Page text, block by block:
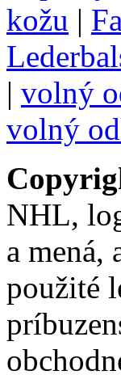
kožu |
| volný
volný
NHL,
a mená,
použité